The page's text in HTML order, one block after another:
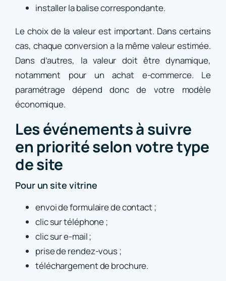
installer la balise correspondante.
Le choix de la valeur est important. Dans certains
cas, chaque conversion a la même valeur estimée.
Dans d’autres, la valeur doit être dynamique,
notamment pour un achat e-commerce. Le
paramétrage dépend donc de votre modèle
économique.
Les événements à suivre
en priorité selon votre type
de site
Pour un site vitrine
envoi de formulaire de contact ;
clic sur téléphone ;
clic sur e-mail ;
prise de rendez-vous ;
téléchargement de brochure.